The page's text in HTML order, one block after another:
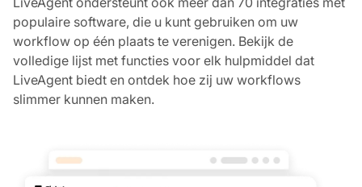
populaire software, die u kunt gebruiken om uw
workflow op één plaats te verenigen. Bekijk de
volledige lijst met functies voor elk hulpmiddel dat
LiveAgent biedt en ontdek hoe zij uw workflows
slimmer kunnen maken.